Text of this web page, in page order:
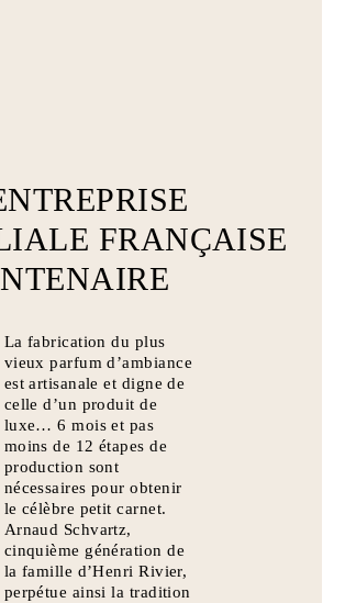
FRANÇAISE
La fabrication du plus
vieux parfum d’ambiance
est artisanale et digne de
celle d’un produit de
luxe… 6 mois et pas
moins de 12 étapes de
production sont
nécessaires pour obtenir
le célèbre petit carnet.
Arnaud Schvartz,
cinquième génération de
la famille d’Henri Rivier,
perpétue ainsi la tradition